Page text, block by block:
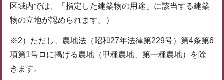
区域内では、「指定した建築物の用途」に該当する建築
物の立地が認められます。）
※2）ただし、農地法（昭和27年法律第229号）第4条第6
項第1号ロに掲げる農地（甲種農地、第一種農地）を除
きます。